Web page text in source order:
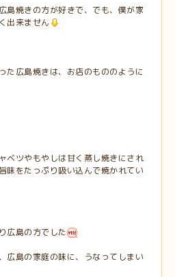
島焼きの方が好きで、でも、僕が家
出来ません
た広島焼きは、お店のもののように
ベツやもやしは甘く蒸し焼きにされ
味をたっぷり吸い込んで焼かれてい
広島の方でした
広島の家庭の味に、うなってしまい